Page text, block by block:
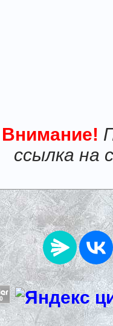
Внимание!
ссылка на